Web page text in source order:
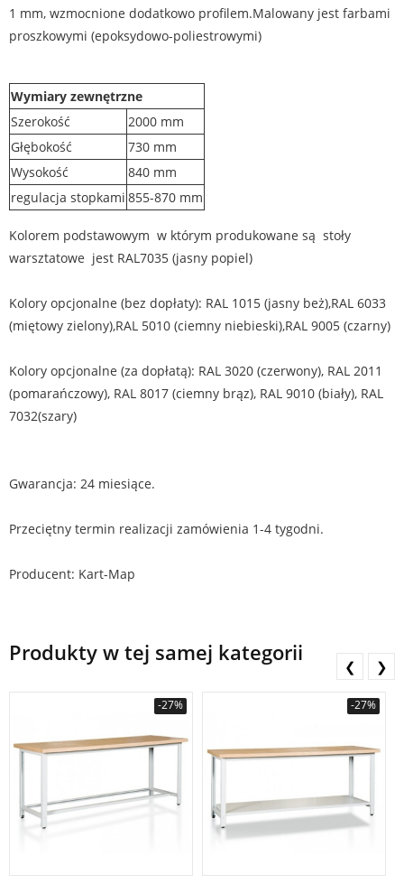
1 mm, wzmocnione dodatkowo profilem.Malowany jest farbami
proszkowymi (epoksydowo-poliestrowymi)
Wymiary zewnętrzne
Szerokość
2000 mm
Głębokość
730 mm
Wysokość
840 mm
regulacja stopkami 855-870 mm
Kolorem podstawowym w którym produkowane są stoły
warsztatowe jest RAL7035 (jasny popiel)
Kolory opcjonalne (bez dopłaty): RAL 1015 (jasny beż),RAL 6033
(miętowy zielony),RAL 5010 (ciemny niebieski),RAL 9005 (czarny)
Kolory opcjonalne (za dopłatą): RAL 3020 (czerwony), RAL 2011
(pomarańczowy), RAL 8017 (ciemny brąz), RAL 9010 (biały), RAL
7032(szary)
Gwarancja: 24 miesiące.
Przeciętny termin realizacji zamówienia 1-4 tygodni.
Producent: Kart-Map
Produkty w tej samej kategorii
-27% -27%
❮ ❯